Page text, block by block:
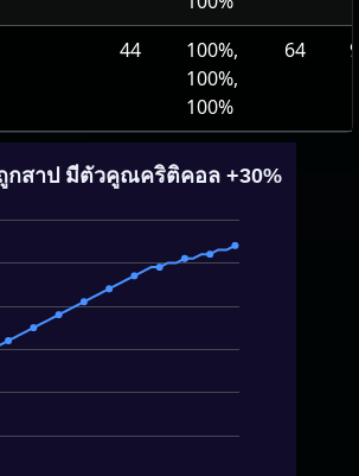
44
100%,
100%,
100%
64